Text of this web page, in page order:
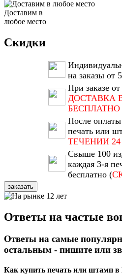
Доставим в
любое место
Скидки
на заказы от
При заказе
ДОСТАВКА
БЕСПЛАТНО
После
печать или
ТЕЧЕНИИ
Свыше 100
каждая 3-я
бесплатно (
заказать
Ответы на частые
Ответы на самые
остальным - пишите или
Как купить печать или штамп